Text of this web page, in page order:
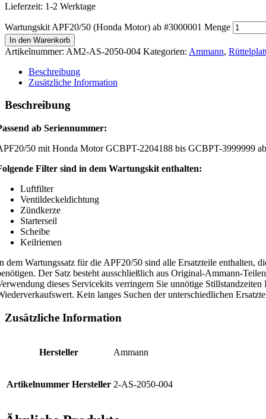
Lieferzeit: 1-2 Werktage
Wartungskit APF20/50 (Honda Motor) ab #3000001 Menge
In den Warenkorb
Artikelnummer: AM2-AS-2050-004 Kategorien: Ammann,
Beschreibung
Zusätzliche Information
Beschreibung
ab Seriennummer:
50 mit Honda Motor GCBPT-2204188 bis GCBPT-3999999
Filter sind in dem Wartungskit enthalten:
Luftfilter
Ventildeckeldichtung
Zündkerze
Starterseil
Scheibe
Keilriemen
dem Wartungssatz für die APF20/50 sind alle Ersatzteile enthalten,
Der Satz besteht ausschließlich aus Original-Ammann-
dieses Servicekits verringern Sie unnötige
Kein langes Suchen der unterschiedlichen
Zusätzliche Information
Hersteller Ammann
Artikelnummer Hersteller 2-AS-2050-004